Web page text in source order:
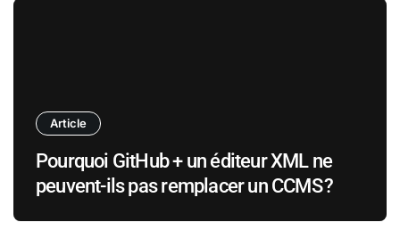
Article
Pourquoi GitHub + un éditeur XML ne
peuvent-ils pas remplacer un CCMS ?